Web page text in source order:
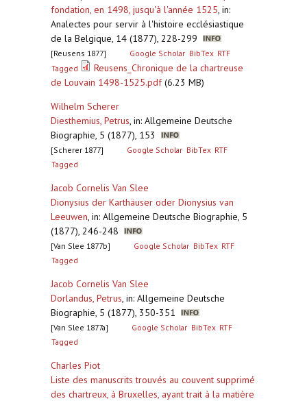
fondation, en 1498, jusqu'à l'année 1525, in:
Analectes pour servir à l'histoire ecclésiastique
de la Belgique, 14 (1877), 228-299
[Reusens 1877] Google Scholar BibTex RTF
Tagged
Reusens_Chronique de la chartreuse
de Louvain 1498-1525.pdf(6.23 MB)
Wilhelm Scherer
Diesthemius, Petrus, in: Allgemeine Deutsche
Biographie, 5 (1877), 153
[Scherer 1877] Google Scholar BibTex RTF
Tagged
Jacob Cornelis Van Slee
Dionysius der Karthäuser oder Dionysius van
Leeuwen, in: Allgemeine Deutsche Biographie, 5
(1877), 246-248
[Van Slee 1877b] Google Scholar BibTex RTF
Tagged
Jacob Cornelis Van Slee
Dorlandus, Petrus, in: Allgemeine Deutsche
Biographie, 5 (1877), 350-351
[Van Slee 1877a] Google Scholar BibTex RTF
Tagged
Charles Piot
Liste des manuscrits trouvés au couvent supprimé
des chartreux, à Bruxelles, ayant trait à la matière